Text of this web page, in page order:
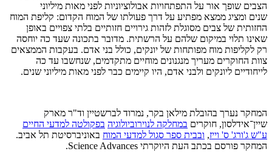
הצבים שופך אור על התפתחויות אבולוציוניות לפני מאות מיליוני
שנים ומציג ממצא מפתיע על דרך פעולתו של המוח הקדום: קליפת המוח
החזותית של צבים מסוגלת לזהות גירויים חזותיים בלתי צפויים באופן
שאינו תלוי במיקום שלהם על הרשתית. מדובר בתכונה שעד כה יוחסה
רק לקליפות מוח מפותחות של יונקים, כולל בני אדם. בעקבות הממצאים
צוות החוקרים מעריך מנגנונים מוחיים מתקדמים, שנחשבו עד כה
לייחודיים ליונקים ולבני אדם, היו קיימים כבר לפני מאות מיליוני שנים.
המחקר נערך בהובלת מילאן בקר, נמרוד לברשטיין וד"ר מארק
שיין־אידלסון, חוקרים במחלקה לנוירוביולוגיה בפקולטה למדעי החיים
ע"ש ג'ורג' ס' וייז, ובבית ספר סגול למדעי המוח באוניברסיטת תל אביב.
המחקר פורסם בכתב העת היוקרתי Science Advances.